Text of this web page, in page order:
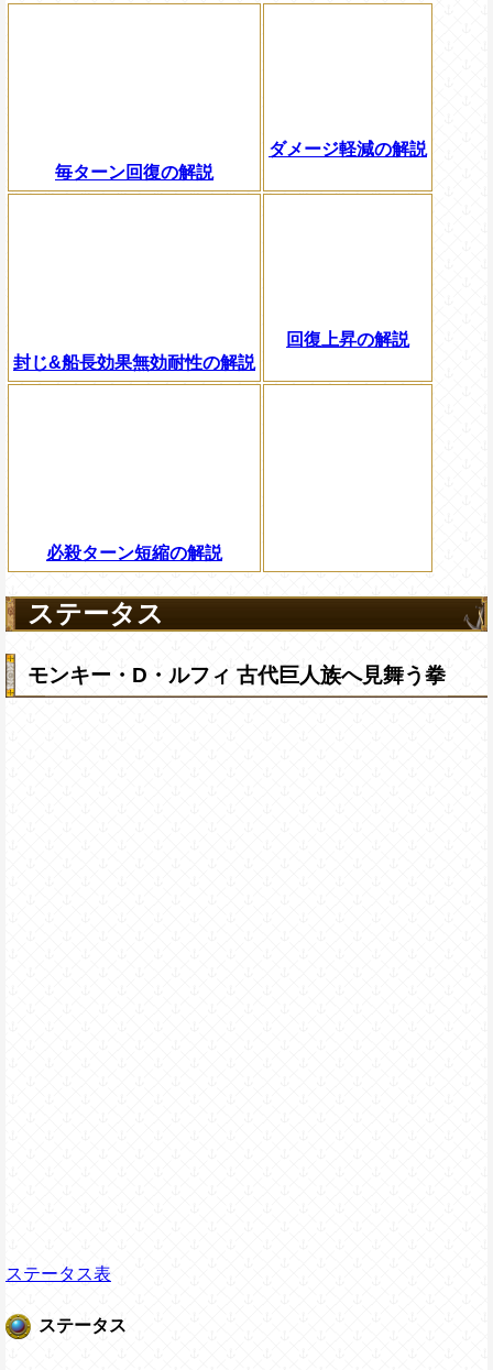
毎ターン回復の解説
ダメージ軽減の解説
封じ&船長効果無効耐性の解説
回復上昇の解説
必殺ターン短縮の解説
ステータス
モンキー・D・ルフィ 古代巨人族へ見舞う拳
ステータス表
ステータス